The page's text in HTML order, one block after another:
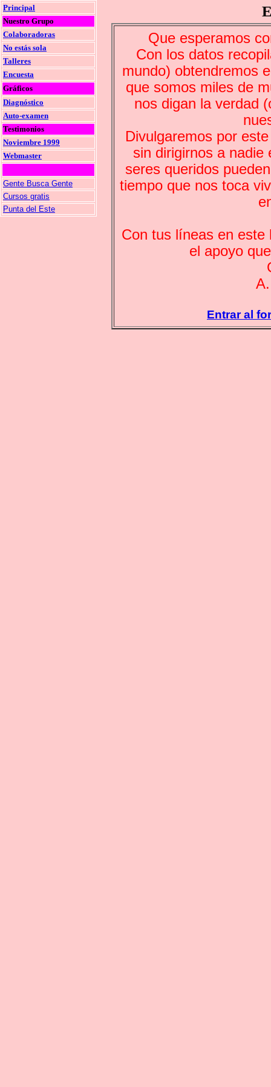
Principal
Nuestro Grupo
Colaboradoras
No estás sola
Talleres
Encuesta
Gráficos
Diagnóstico
Auto-examen
Testimonios
Noviembre 1999
Webmaster
Gente Busca Gente
Cursos gratis
Punta del Este
Que esperamos
Con los datos
mundo) obtendremos
que somos miles de
nos digan la verdad
Divulgaremos por
sin dirigirnos a nadie
seres queridos
tiempo que nos toca
Con tus líneas en este
el apoyo
Entrar al